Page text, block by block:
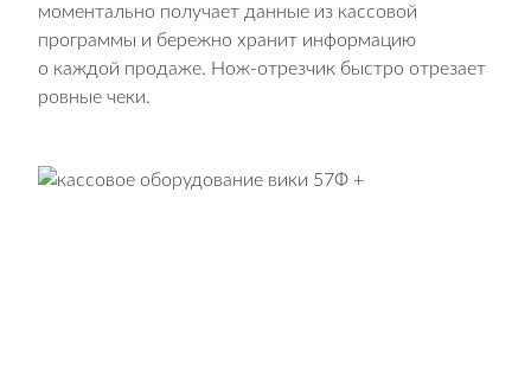
моментально получает данные из кассовой
программы и бережно хранит информацию
о каждой продаже. Нож-отрезчик быстро отрезает
ровные чеки.